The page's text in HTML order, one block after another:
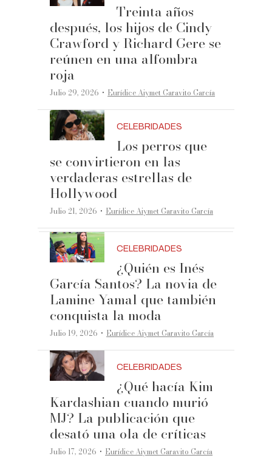
Treinta años
después, los hijos de Cindy
Crawford y Richard Gere se
reúnen en una alfombra
roja
Julio 29, 2026 ·Eurídice Aiymet Garavito García
CELEBRIDADES
Los perros que
se convirtieron en las
verdaderas estrellas de
Hollywood
Julio 21, 2026 ·Eurídice Aiymet Garavito García
CELEBRIDADES
¿Quién es Inés
García Santos? La novia de
Lamine Yamal que también
conquista la moda
Julio 19, 2026 ·Eurídice Aiymet Garavito García
CELEBRIDADES
¿Qué hacía Kim
Kardashian cuando murió
MJ? La publicación que
desató una ola de críticas
Julio 17, 2026 ·Eurídice Aiymet Garavito García